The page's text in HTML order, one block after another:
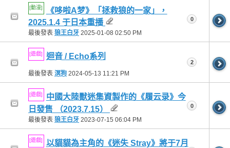
[動漫]
《哆啦A梦》「拯救狼的一家」，
2025.1.4 于日本重播
最後發表 狼王白牙 2025-01-08 02:50 PM
0
[遊戲] 迴音 / Echo系列
最後發表 溟狗 2024-05-13 11:21 PM
2
[遊戲]
中國大陸獸迷集資製作的《履云录》今
日發售 （2023.7.15）
最後發表 狼王白牙 2023-07-15 06:04 PM
0
[遊戲]
以貓貓為主角的《迷失 Stray》將于7月